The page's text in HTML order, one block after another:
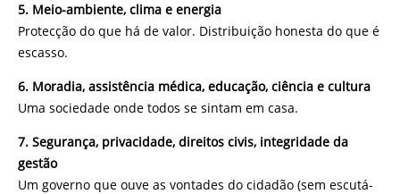
5. Meio-ambiente, clima e energia
Protecção do que há de valor. Distribuição honesta do que é
escasso.
6. Moradia, assistência médica, educação, ciência e cultura
Uma sociedade onde todos se sintam em casa.
7. Segurança, privacidade, direitos civis, integridade da
gestão
Um governo que ouve as vontades do cidadão (sem escutá-